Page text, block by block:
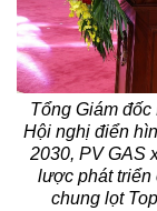
Tổng Giám
Hội nghị điển
2030, PV GAS
lược phát triển
chung lọt